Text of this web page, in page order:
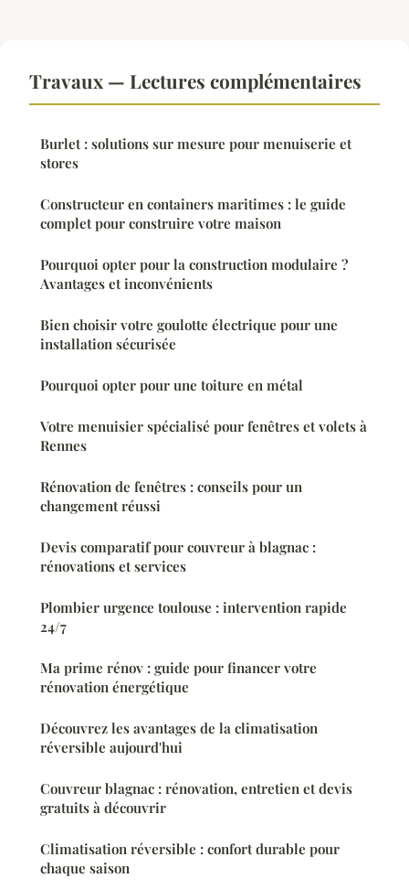
Travaux — Lectures complémentaires
Burlet : solutions sur mesure pour menuiserie et
stores
Constructeur en containers maritimes : le guide
complet pour construire votre maison
Pourquoi opter pour la construction modulaire ?
Avantages et inconvénients
Bien choisir votre goulotte électrique pour une
installation sécurisée
Pourquoi opter pour une toiture en métal
Votre menuisier spécialisé pour fenêtres et volets à
Rennes
Rénovation de fenêtres : conseils pour un
changement réussi
Devis comparatif pour couvreur à blagnac :
rénovations et services
Plombier urgence toulouse : intervention rapide
24/7
Ma prime rénov : guide pour financer votre
rénovation énergétique
Découvrez les avantages de la climatisation
réversible aujourd'hui
Couvreur blagnac : rénovation, entretien et devis
gratuits à découvrir
Climatisation réversible : confort durable pour
chaque saison